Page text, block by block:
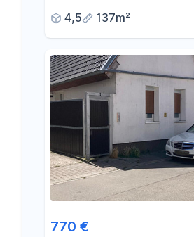
4,5
137m²
770 €